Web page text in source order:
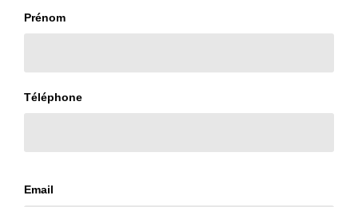
Prénom
Téléphone
Email